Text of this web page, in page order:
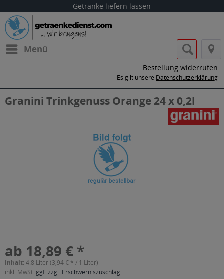
Getränke liefern lassen
Menü
Bestellung widerrufen
Es gilt unsere Datenschutzerklärung
Granini Trinkgenuss Orange 24 x 0,2l
ab 18,89 € *
Inhalt:4.8 Liter (3,94 € * / 1 Liter)
inkl. MwSt. ggf. zzgl. Erschwerniszuschlag